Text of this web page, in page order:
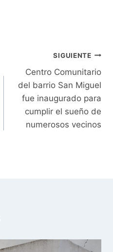
SIGUIENTE
Centro Comunitario
del barrio San Miguel
fue inaugurado para
cumplir el sueño de
numerosos vecinos